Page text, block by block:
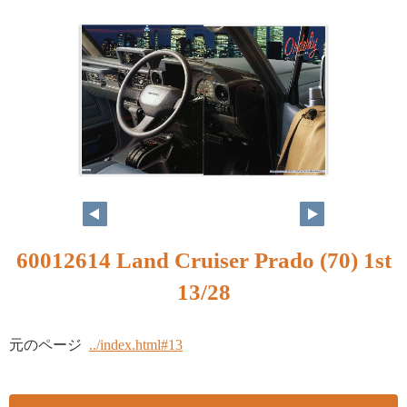
60012614 Land Cruiser Prado (70) 1st
13/28
元のページ ../index.html#13